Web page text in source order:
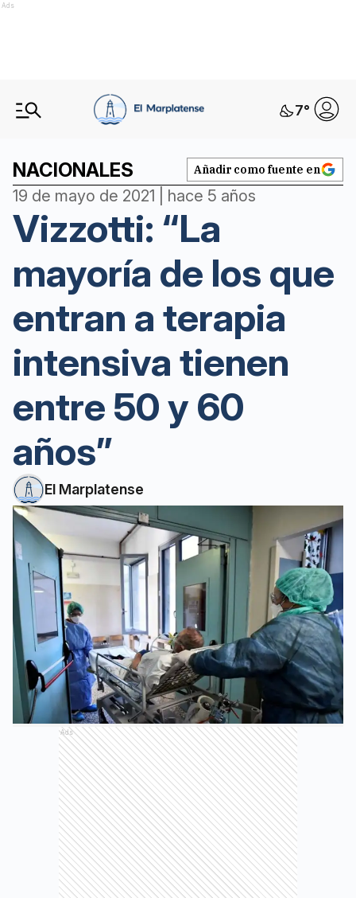
Ads
7°
NACIONALES Añadir como fuente en
19 de mayo de 2021 | hace 5 años
Vizzotti: “La
mayoría de los que
entran a terapia
intensiva tienen
entre 50 y 60
años”
El Marplatense
Ads